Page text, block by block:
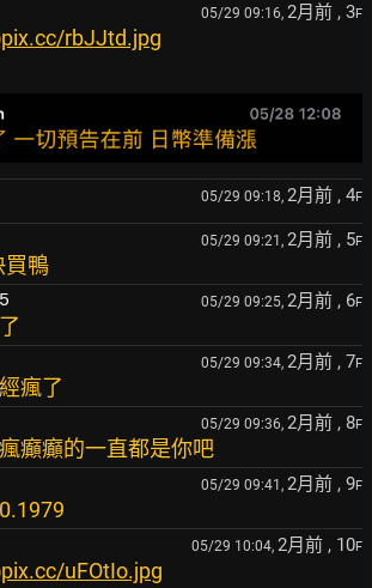
05/29 09:16, 2月前 , 3F
rbJJtd.jpg
05/29 09:18, 2月前 , 4F
05/29 09:21, 2月前 , 5F
買鴨
05/29 09:25, 2月前 , 6F
05/29 09:34, 2月前 , 7F
瘋了
05/29 09:36, 2月前 , 8F
癲癲的一直都是你吧
05/29 09:41, 2月前 , 9F
05/29 10:04, 2月前 , 10F
uFOtIo.jpg